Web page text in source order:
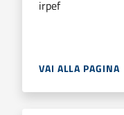
irpef
VAI ALLA PAGINA